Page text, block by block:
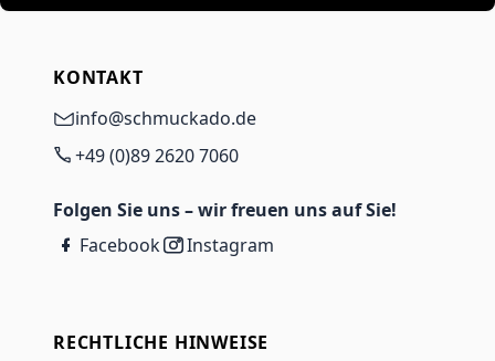
KONTAKT
info@schmuckado.de
+49 (0)89 2620 7060
Folgen Sie uns – wir freuen uns auf Sie!
Facebook
Instagram
RECHTLICHE HINWEISE